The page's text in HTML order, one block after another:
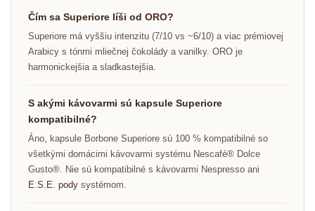
Čím sa Superiore líši od ORO?
Superiore má vyššiu intenzitu (7/10 vs ~6/10) a viac prémiovej
Arabicy s tónmi mliečnej čokolády a vanilky. ORO je
harmonickejšia a sladkastejšia.
S akými kávovarmi sú kapsule Superiore
kompatibilné?
Áno, kapsule Borbone Superiore sú 100 % kompatibilné so
všetkými domácimi kávovarmi systému Nescafé® Dolce
Gusto®. Nie sú kompatibilné s kávovarmi Nespresso ani
E.S.E. pody systémom.